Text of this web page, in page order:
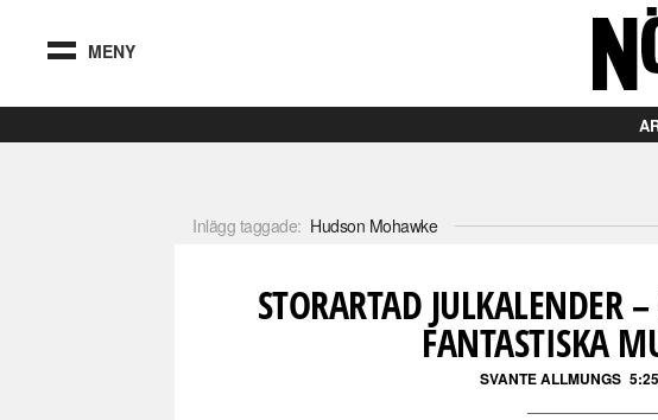
MENY
Inlägg taggade: Hudson Mohawke
STORARTAD JULKALENDER
FANTASTISKA
SVANTE ALLMUNGS